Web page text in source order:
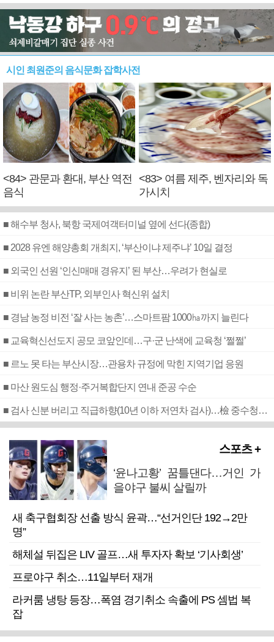
시인 최원준의 음식문화 잡학사전
<84> 관문과 환대, 부산 역전
음식
<83> 여름 제주, 벤자리와 독
가시치
■ 해수부 청사, 북항 국제여객터미널 옆에 선다(종합)
■ 2028 유엔 해양총회 개최지, ‘부산이냐 제주냐’ 10일 결정
■ 외국인 선원 ‘인신매매 경유지’ 된 부산…우려가 현실로
■ 비위 논란 부산TP, 외부인사 혁신위 설치
■ 경남 농정 비전 ‘잘 사는 농촌’…스마트팜 1000㏊까지 늘린다
■ 교육혁신선도지 공모 코앞인데…구·군 난색에 교육청 ‘쩔쩔’
■ 르노 못 타는 부산시장…관용차 규정에 막힌 지역기업 응원
■ 마산 원도심 행정·주거복합단지 연내 준공 수순
■ 검사 신분 버리고 직급하향(10년 이하 저연차 검사)…檢 중수청행 기피
스포츠 +
‘윤나고황’ 꿈틀댄다…거인 가
을야구 불씨 살릴까
새 축구협회장 선출 방식 윤곽…“선거인단 192→2만
명”
해체설 뒤집은 LIV 골프…새 투자자 확보 ‘기사회생’
프로야구 취소…11일부터 재개
라커룸 냉탕 등장…폭염 경기취소 속출에 PS 셈법 복
잡